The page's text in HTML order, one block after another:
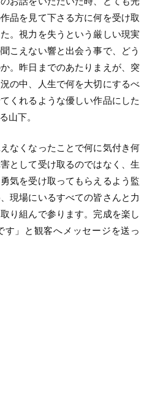
品を見て下さる方に何を受け取
。視力を失うという厳しい現実
こえない響と出会う事で、どう
。昨日までのあたりまえが、突
の中、人生で何を大切にするべ
くれるような優しい作品にした
山下。
なくなったことで何に気付き何
として受け取るのではなく、生
気を受け取ってもらえるよう監
現場にいるすべての皆さんと力
り組んで参ります。完成を楽し
」と観客へメッセージを送っ